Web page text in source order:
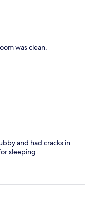
was clean.
and had cracks in
sleeping